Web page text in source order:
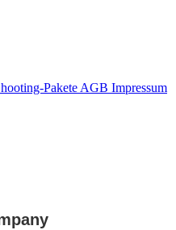
Pakete AGB Impressum